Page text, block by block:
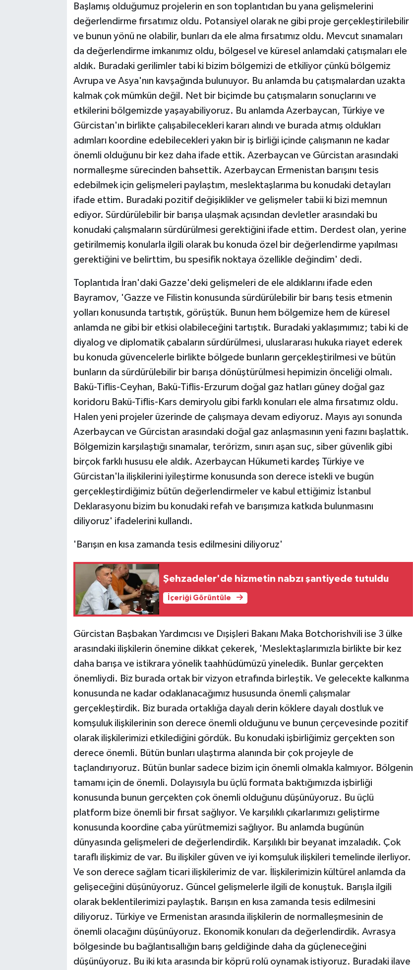
Başlamış olduğumuz projelerin en son toplantıdan bu yana gelişmelerini
değerlendirme fırsatımız oldu. Potansiyel olarak ne gibi proje gerçekleştirilebilir
ve bunun yönü ne olabilir, bunları da ele alma fırsatımız oldu. Mevcut sınamaları
da değerlendirme imkanımız oldu, bölgesel ve küresel anlamdaki çatışmaları ele
aldık. Buradaki gerilimler tabi ki bizim bölgemizi de etkiliyor çünkü bölgemiz
Avrupa ve Asya'nın kavşağında bulunuyor. Bu anlamda bu çatışmalardan uzakta
kalmak çok mümkün değil. Net bir biçimde bu çatışmaların sonuçlarını ve
etkilerini bölgemizde yaşayabiliyoruz. Bu anlamda Azerbaycan, Türkiye ve
Gürcistan'ın birlikte çalışabilecekleri kararı alındı ve burada atmış oldukları
adımları koordine edebilecekleri yakın bir iş birliği içinde çalışmanın ne kadar
önemli olduğunu bir kez daha ifade ettik. Azerbaycan ve Gürcistan arasındaki
normalleşme sürecinden bahsettik. Azerbaycan Ermenistan barışını tesis
edebilmek için gelişmeleri paylaştım, meslektaşlarıma bu konudaki detayları
ifade ettim. Buradaki pozitif değişiklikler ve gelişmeler tabii ki bizi memnun
ediyor. Sürdürülebilir bir barışa ulaşmak açısından devletler arasındaki bu
konudaki çalışmaların sürdürülmesi gerektiğini ifade ettim. Derdest olan, yerine
getirilmemiş konularla ilgili olarak bu konuda özel bir değerlendirme yapılması
gerektiğini ve belirttim, bu spesifik noktaya özellikle değindim' dedi.
Toplantıda İran'daki Gazze'deki gelişmeleri de ele aldıklarını ifade eden
Bayramov, 'Gazze ve Filistin konusunda sürdürülebilir bir barış tesis etmenin
yolları konusunda tartıştık, görüştük. Bunun hem bölgemize hem de küresel
anlamda ne gibi bir etkisi olabileceğini tartıştık. Buradaki yaklaşımımız; tabi ki de
diyalog ve diplomatik çabaların sürdürülmesi, uluslararası hukuka riayet ederek
bu konuda güvencelerle birlikte bölgede bunların gerçekleştirilmesi ve bütün
bunların da sürdürülebilir bir barışa dönüştürülmesi hepimizin önceliği olmalı.
Bakü-Tiflis-Ceyhan, Bakü-Tiflis-Erzurum doğal gaz hatları güney doğal gaz
koridoru Bakü-Tiflis-Kars demiryolu gibi farklı konuları ele alma fırsatımız oldu.
Halen yeni projeler üzerinde de çalışmaya devam ediyoruz. Mayıs ayı sonunda
Azerbaycan ve Gürcistan arasındaki doğal gaz anlaşmasının yeni fazını başlattık.
Bölgemizin karşılaştığı sınamalar, terörizm, sınırı aşan suç, siber güvenlik gibi
birçok farklı hususu ele aldık. Azerbaycan Hükumeti kardeş Türkiye ve
Gürcistan'la ilişkilerini iyileştirme konusunda son derece istekli ve bugün
gerçekleştirdiğimiz bütün değerlendirmeler ve kabul ettiğimiz İstanbul
Deklarasyonu bizim bu konudaki refah ve barışımıza katkıda bulunmasını
diliyoruz' ifadelerini kullandı.
'Barışın en kısa zamanda tesis edilmesini diliyoruz'
Şehzadeler'de hizmetin nabzı şantiyede tutuldu
İçeriği Görüntüle
Gürcistan Başbakan Yardımcısı ve Dışişleri Bakanı Maka Botchorishvili ise 3 ülke
arasındaki ilişkilerin önemine dikkat çekerek, 'Meslektaşlarımızla birlikte bir kez
daha barışa ve istikrara yönelik taahhüdümüzü yineledik. Bunlar gerçekten
önemliydi. Biz burada ortak bir vizyon etrafında birleştik. Ve gelecekte kalkınma
konusunda ne kadar odaklanacağımız hususunda önemli çalışmalar
gerçekleştirdik. Biz burada ortaklığa dayalı derin köklere dayalı dostluk ve
komşuluk ilişkilerinin son derece önemli olduğunu ve bunun çerçevesinde pozitif
olarak ilişkilerimizi etkilediğini gördük. Bu konudaki işbirliğimiz gerçekten son
derece önemli. Bütün bunları ulaştırma alanında bir çok projeyle de
taçlandırıyoruz. Bütün bunlar sadece bizim için önemli olmakla kalmıyor. Bölgenin
tamamı için de önemli. Dolayısıyla bu üçlü formata baktığımızda işbirliği
konusunda bunun gerçekten çok önemli olduğunu düşünüyoruz. Bu üçlü
platform bize önemli bir fırsat sağlıyor. Ve karşılıklı çıkarlarımızı geliştirme
konusunda koordine çaba yürütmemizi sağlıyor. Bu anlamda bugünün
dünyasında gelişmeleri de değerlendirdik. Karşılıklı bir beyanat imzaladık. Çok
taraflı ilişkimiz de var. Bu ilişkiler güven ve iyi komşuluk ilişkileri temelinde ilerliyor.
Ve son derece sağlam ticari ilişkilerimiz de var. İlişkilerimizin kültürel anlamda da
gelişeceğini düşünüyoruz. Güncel gelişmelerle ilgili de konuştuk. Barışla ilgili
olarak beklentilerimizi paylaştık. Barışın en kısa zamanda tesis edilmesini
diliyoruz. Türkiye ve Ermenistan arasında ilişkilerin de normalleşmesinin de
önemli olacağını düşünüyoruz. Ekonomik konuları da değerlendirdik. Avrasya
bölgesinde bu bağlantısallığın barış geldiğinde daha da güçleneceğini
düşünüyoruz. Bu iki kıta arasında bir köprü rolü oynamak istiyoruz. Buradaki ilave